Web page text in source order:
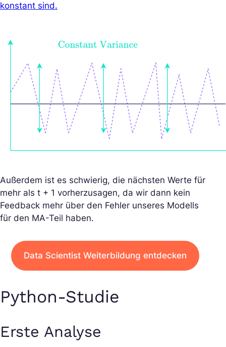
konstant sind.
Außerdem ist es schwierig, die nächsten Werte für
mehr als t + 1 vorherzusagen, da wir dann kein
Feedback mehr über den Fehler unseres Modells
für den MA-Teil haben.
Data Scientist Weiterbildung entdecken
Python-Studie
Erste Analyse